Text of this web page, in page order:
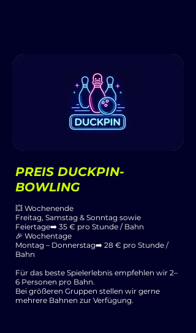
PREIS DUCKPIN-
BOWLING
💥 Wochenende
Freitag, Samstag & Sonntag sowie
Feiertage➡️ 35 € pro Stunde / Bahn
🎉 Wochentage
Montag – Donnerstag➡️ 28 € pro Stunde /
Bahn
Für das beste Spielerlebnis empfehlen wir 2–
6 Personen pro Bahn.
Bei größeren Gruppen stellen wir gerne
mehrere Bahnen zur Verfügung.